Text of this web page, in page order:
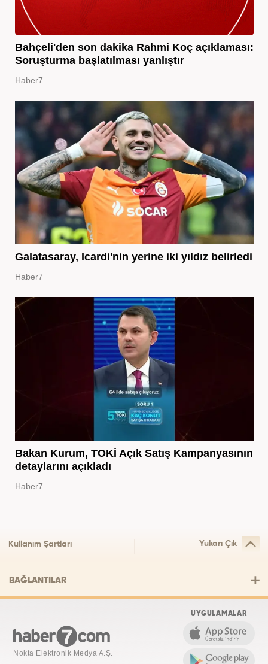
Bahçeli'den son dakika Rahmi Koç açıklaması:
Soruşturma başlatılması yanlıştır
Haber7
Galatasaray, Icardi'nin yerine iki yıldız belirledi
Haber7
Bakan Kurum, TOKİ Açık Satış Kampanyasının
detaylarını açıkladı
Haber7
Kullanım Şartları Yukarı Çık
BAĞLANTILAR
Nokta Elektronik Medya A.Ş.
UYGULAMALAR